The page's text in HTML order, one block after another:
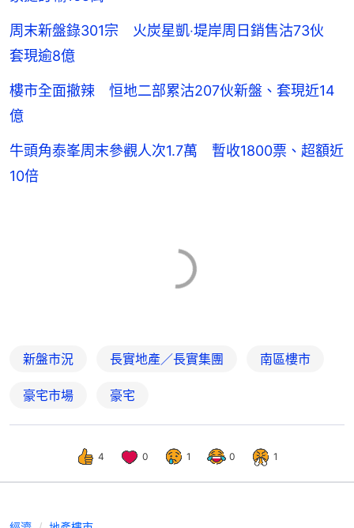
周末新盤錄301宗 火炭星凱‧堤岸周日銷售沽73伙
套現逾8億
樓市全面撤辣 恒地二部累沽207伙新盤、套現近14
億
牛頭角泰峯周末參觀人次1.7萬 暫收1800票、超額近
10倍
新盤市況 長實地產／長實集團 南區樓市
豪宅市場 豪宅
4 0 1 0 1